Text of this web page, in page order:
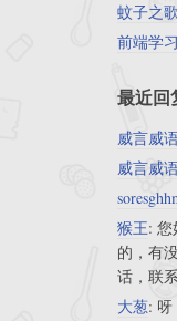
蚊子之歌
前端学
最近回
威言威
威言威
猴王:
的，有
话，联
大葱: 呀